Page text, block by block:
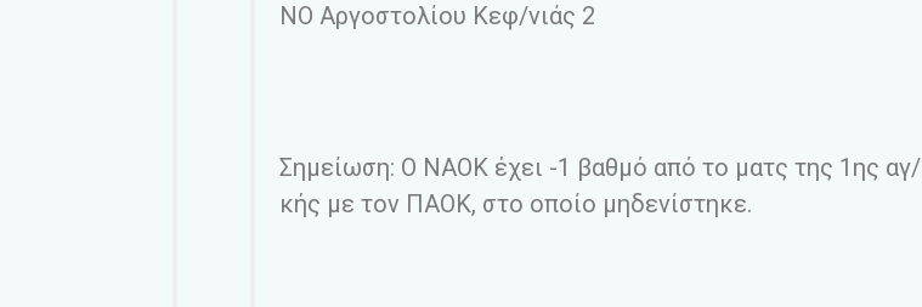
ΝΟ Αργοστολίου Κεφ/νιάς 2
Σημείωση: Ο ΝΑΟΚ έχει -1 βαθμό από το ματς της 1ης αγ/
κής με τον ΠΑΟΚ, στο οποίο μηδενίστηκε.